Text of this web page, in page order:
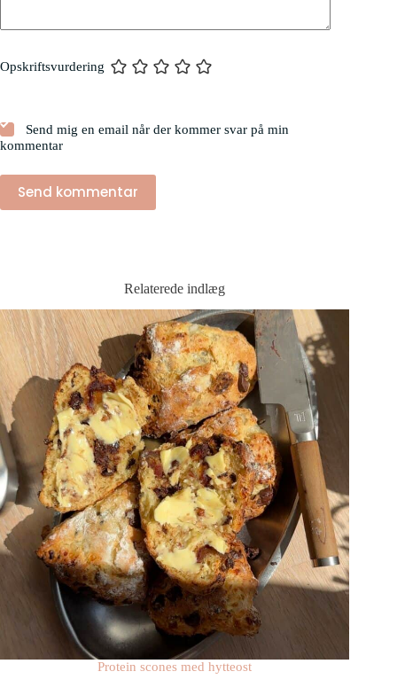
Opskriftsvurdering
Send mig en email når der kommer svar på min
kommentar
Send kommentar
Relaterede indlæg
Protein scones med hytteost